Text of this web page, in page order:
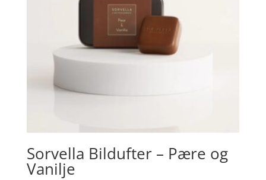
Sorvella Bildufter – Pære og
Vanilje